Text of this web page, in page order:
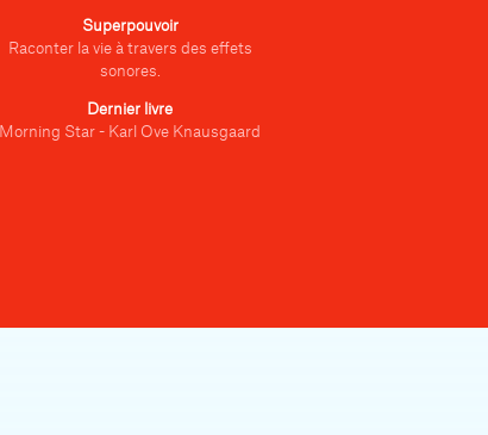
Superpouvoir
Raconter la vie à travers des effets
sonores.
Dernier livre
Morning Star - Karl Ove Knausgaard